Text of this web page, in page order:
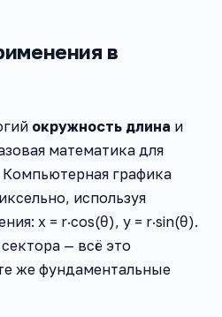
в
окружность длина и
математика для
графика
используя
x = r·cos(θ), y = r·sin(θ).
— всё это
же фундаментальные